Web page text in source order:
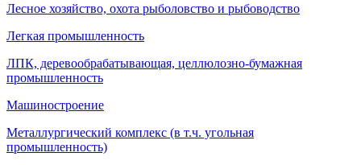
Лесное хозяйство, охота рыболовство и рыбоводство
Легкая промышленность
ЛПК, деревообрабатывающая, целлюлозно-бумажная
промышленность
Машиностроение
Металлургический комплекс (в т.ч. угольная
промышленность)